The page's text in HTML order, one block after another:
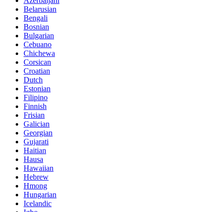
Belarusian
Bengali
Bosnian
Bulgarian
Cebuano
Chichewa
Corsican
Croatian
Dutch
Estonian
Filipino
Finnish
Frisian
Galician
Georgian
Gujarati
Haitian
Hausa
Hawaiian
Hebrew
Hmong
Hungarian
Icelandic